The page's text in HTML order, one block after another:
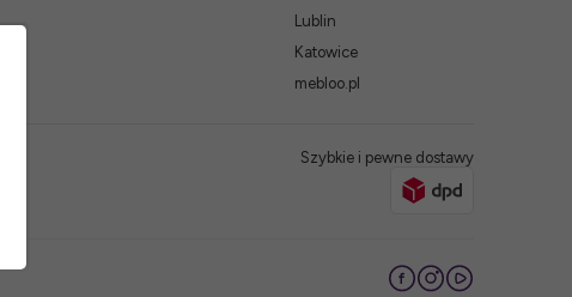
Lublin
Katowice
mebloo.pl
Szybkie i pewne dostawy